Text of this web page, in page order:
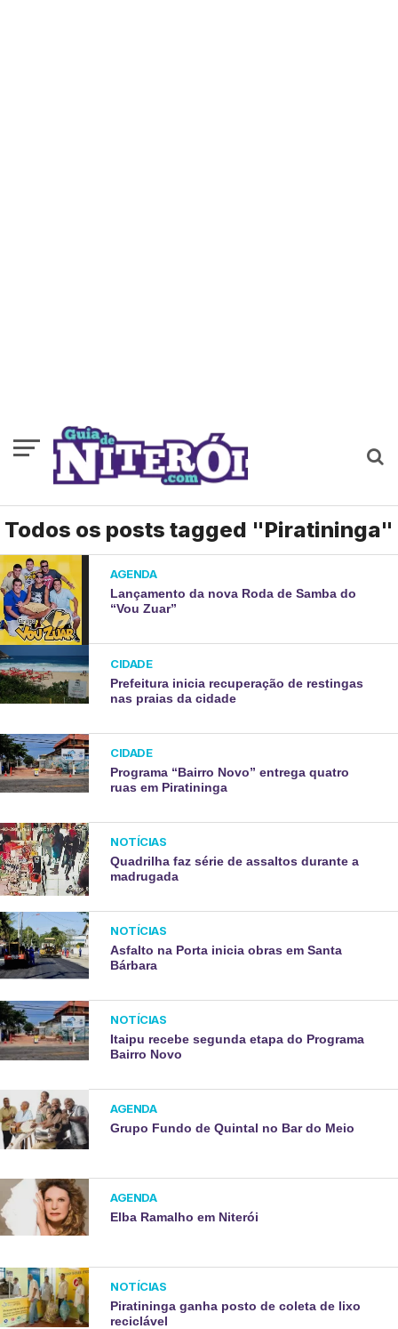
Todos os posts tagged "Piratininga"
AGENDA
Lançamento da nova Roda de Samba do
“Vou Zuar”
CIDADE
Prefeitura inicia recuperação de restingas
nas praias da cidade
CIDADE
Programa “Bairro Novo” entrega quatro
ruas em Piratininga
NOTÍCIAS
Quadrilha faz série de assaltos durante a
madrugada
NOTÍCIAS
Asfalto na Porta inicia obras em Santa
Bárbara
NOTÍCIAS
Itaipu recebe segunda etapa do Programa
Bairro Novo
AGENDA
Grupo Fundo de Quintal no Bar do Meio
AGENDA
Elba Ramalho em Niterói
NOTÍCIAS
Piratininga ganha posto de coleta de lixo
reciclável